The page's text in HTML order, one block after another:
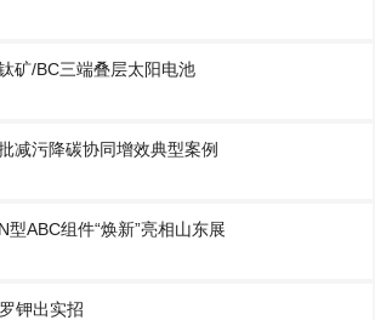
矿/BC三端叠层太阳电池
减污降碳协同增效典型案例
ABC组件“焕新”亮相山东展
钾出实招